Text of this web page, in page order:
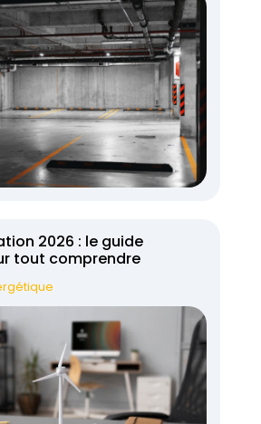
2026 : le guide
tout comprendre